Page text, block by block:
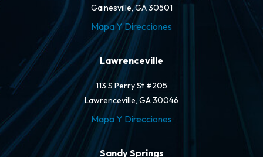
Gainesville, GA 30501
Mapa Y Direcciones
Lawrenceville
113 S Perry St #205
Lawrenceville, GA 30046
Mapa Y Direcciones
Sandy Springs